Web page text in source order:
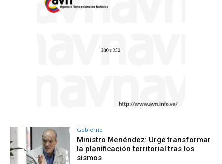
Gobierno
Ministro Menéndez: Urge transformar
la planificación territorial tras los
sismos